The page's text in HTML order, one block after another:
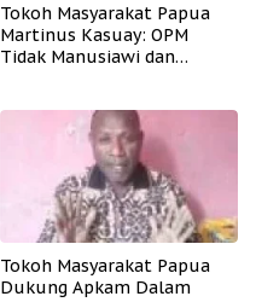
Tokoh Masyarakat Papua
Martinus Kasuay: OPM
Tidak Manusiawi dan
Tokoh Masyarakat Papua
Dukung Apkam Dalam